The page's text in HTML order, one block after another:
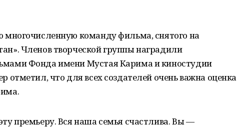
многочисленную команду фильма, снятого на
Членов творческой группы наградили
Фонда имени Мустая Карима и киностудии
отметил, что для всех создателей очень важна оценка
премьеру. Вся наша семья счастлива. Вы —